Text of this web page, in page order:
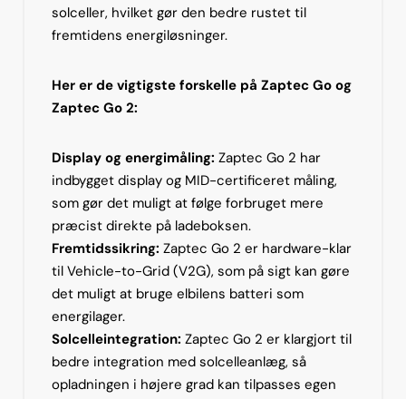
solceller, hvilket gør den bedre rustet til
fremtidens energiløsninger.
Her er de vigtigste forskelle på Zaptec Go og
Zaptec Go 2:
Display og energimåling: Zaptec Go 2 har
indbygget display og MID-certificeret måling,
som gør det muligt at følge forbruget mere
præcist direkte på ladeboksen.
Fremtidssikring: Zaptec Go 2 er hardware-klar
til Vehicle-to-Grid (V2G), som på sigt kan gøre
det muligt at bruge elbilens batteri som
energilager.
Solcelleintegration: Zaptec Go 2 er klargjort til
bedre integration med solcelleanlæg, så
opladningen i højere grad kan tilpasses egen